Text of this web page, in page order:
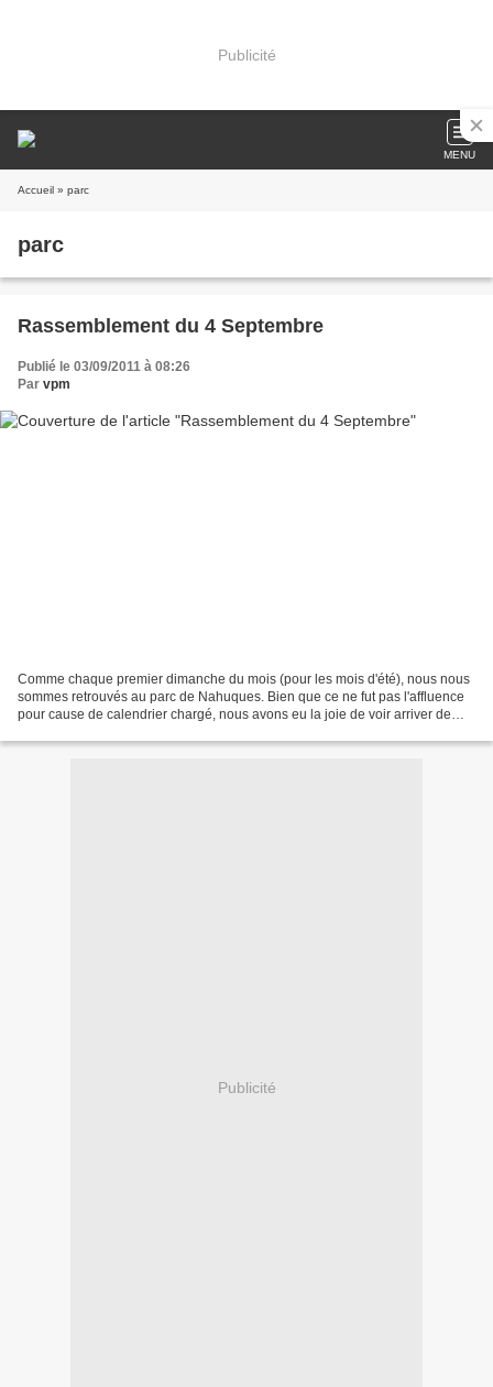
Publicité
MENU
Accueil » parc
parc
Rassemblement du 4 Septembre
Publié le 03/09/2011 à 08:26
Par vpm
Comme chaque premier dimanche du mois (pour les mois d'été), nous nous
sommes retrouvés au parc de Nahuques. Bien que ce ne fut pas l'affluence
pour cause de calendrier chargé, nous avons eu la joie de voir arriver de
Publicité